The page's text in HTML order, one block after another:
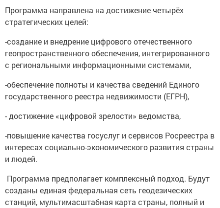
Программа направлена на достижение четырёх
стратегических целей:
-создание и внедрение цифрового отечественного
геопространственного обеспечения, интегрированного
с региональными информационными системами,
-обеспечение полноты и качества сведений Единого
государственного реестра недвижимости (ЕГРН),
- достижение «цифровой зрелости» ведомства,
-повышение качества госуслуг и сервисов Росреестра в
интересах социально-экономического развития страны
и людей.
Программа предполагает комплексный подход. Будут
созданы единая федеральная сеть геодезических
станций, мультимасштабная карта страны, полный и